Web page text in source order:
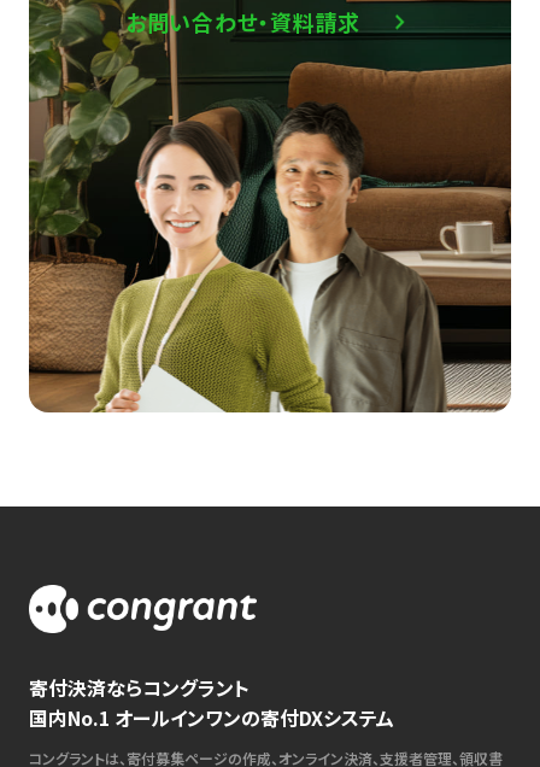
お問い合わせ・資料請求
寄付決済ならコングラント
国内No.1 オールインワンの寄付DXシステム
コングラントは、寄付募集ページの作成、オンライン決済、支援者管理、領収書